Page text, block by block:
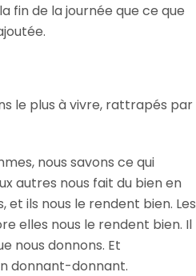
fin de la journée que ce que
le plus à vivre, rattrapés par
nous savons ce qui
autres nous fait du bien en
ils nous le rendent bien. Les
elles nous le rendent bien. Il
nous donnons. Et
donnant-donnant.